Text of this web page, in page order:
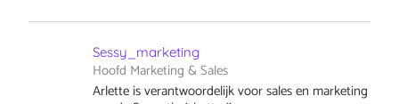
Sessy_marketing
Hoofd Marketing & Sales
Arlette is verantwoordelijk voor sales en marketing